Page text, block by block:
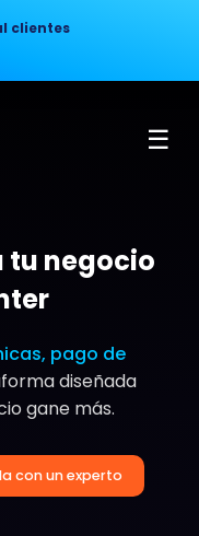
clientes
☰
tu negocio
pago de
diseñada
gane más.
con un experto